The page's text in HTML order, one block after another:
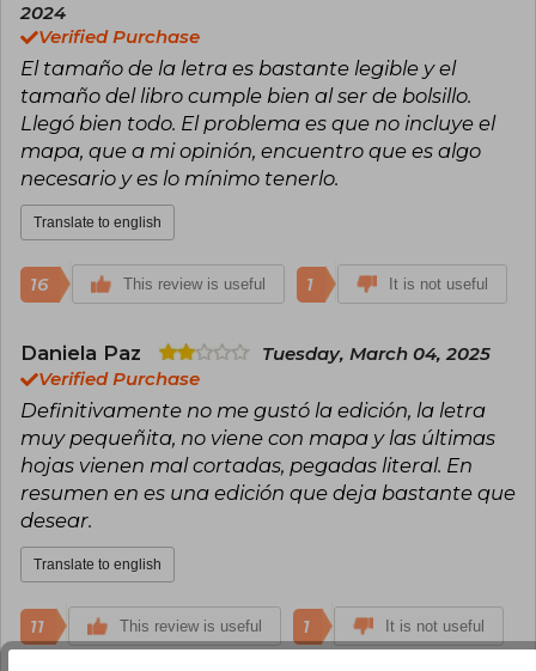
has a community of more than thirty thousand
followers on Twitter and Facebook.
2024
Verified Purchase
El tamaño de la letra es bastante legible y el
tamaño del libro cumple bien al ser de bolsillo.
Llegó bien todo. El problema es que no incluye el
mapa, que a mi opinión, encuentro que es algo
necesario y es lo mínimo tenerlo.
Translate to english
16 This review is useful 1 It is not useful
Daniela Paz
Tuesday, March 04, 2025
Verified Purchase
Definitivamente no me gustó la edición, la letra
muy pequeñita, no viene con mapa y las últimas
hojas vienen mal cortadas, pegadas literal. En
resumen en es una edición que deja bastante que
desear.
Translate to english
11 This review is useful 1 It is not useful